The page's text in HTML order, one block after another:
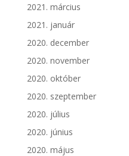
2021. március
2021. január
2020. december
2020. november
2020. október
2020. szeptember
2020. július
2020. június
2020. május